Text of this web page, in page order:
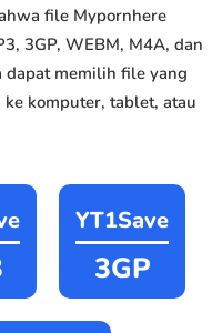
file Mypornhere
3GP, WEBM, M4A, dan
memilih file yang
komputer, tablet, atau
YT1Save
3GP